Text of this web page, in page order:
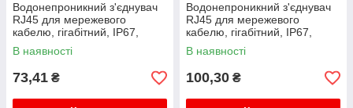
Водонепроникний з'єднувач
RJ45 для мережевого
кабелю, гігабітний, IP67,
чорний, WDT-IP67ZT/B
В наявності
73,41 ₴
Водонепроникний з'єднувач
RJ45 для мережевого
кабелю, гігабітний, IP67,
білий, WDT-IP67ZT/W
В наявності
100,30 ₴